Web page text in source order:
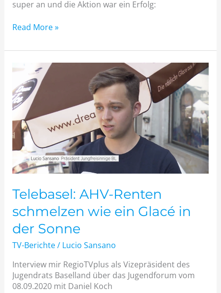
super an und die Aktion war ein Erfolg:
Read More »
Telebasel: AHV-Renten
schmelzen wie ein Glacé in
der Sonne
TV-Berichte/ Lucio Sansano
Interview mir RegioTVplus als Vizepräsident des
Jugendrats Baselland über das Jugendforum vom
08.09.2020 mit Daniel Koch
Telebasel:
AHV-
Renten
schmelzen
wie
ein
Glacé
der
Sonne